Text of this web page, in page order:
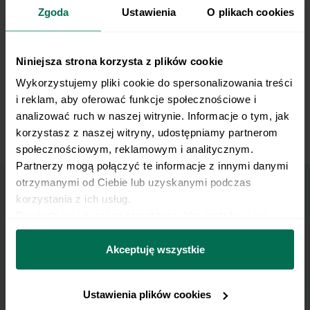
Zgoda Ustawienia O plikach cookies
Niniejsza strona korzysta z plików cookie
Wykorzystujemy pliki cookie do spersonalizowania treści
i reklam, aby oferować funkcje społecznościowe i
analizować ruch w naszej witrynie. Informacje o tym, jak
korzystasz z naszej witryny, udostępniamy partnerom
społecznościowym, reklamowym i analitycznym.
Partnerzy mogą połączyć te informacje z innymi danymi
otrzymanymi od Ciebie lub uzyskanymi podczas
korzystania z ich usług.
można się z nami skontaktować i w jaki sposób
przetwarzamy dane osobowe w ramach
prywatności.
Akceptuję wszystkie
Ustawienia plików cookies
Alternating Staggered Push-Up
Marzy Ci się osiągnięcie
płaskiego brzucha?
Pobierz zestaw 10 najskuteczniejszych ćwiczeń na